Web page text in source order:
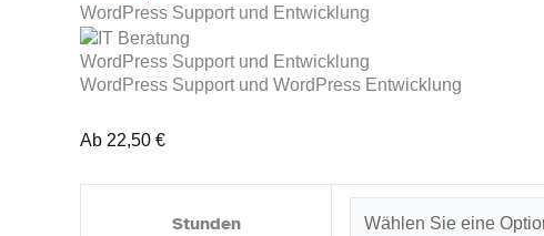
WordPress Support und Entwicklung
WordPress Support und Entwicklung
WordPress Support und WordPress Entwicklung
Ab 22,50 €
Stunden